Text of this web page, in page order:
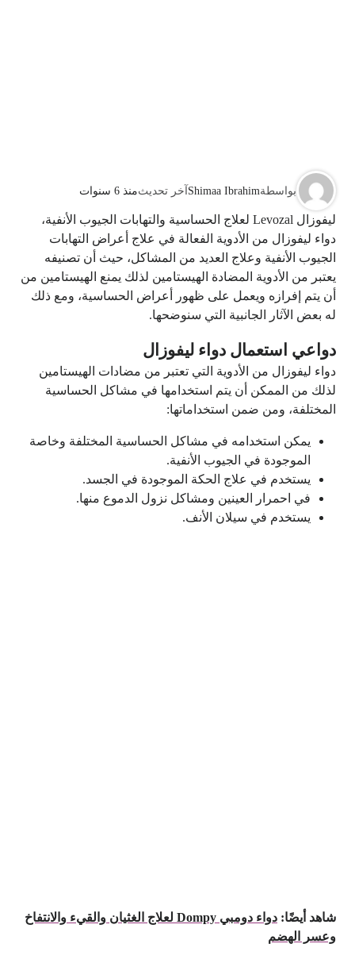
بواسطةShimaa Ibrahimآخر تحديثمنذ 6 سنوات
ليفوزال Levozal لعلاج الحساسية والتهابات الجيوب الأنفية،
دواء ليفوزال من الأدوية الفعالة في علاج أعراض التهابات
الجيوب الأنفية وعلاج العديد من المشاكل، حيث أن تصنيفه
يعتبر من الأدوية المضادة الهيستامين لذلك يمنع الهيستامين من
أن يتم إفرازه ويعمل على ظهور أعراض الحساسية، ومع ذلك
له بعض الآثار الجانبية التي سنوضحها.
دواعي استعمال دواء ليفوزال
دواء ليفوزال من الأدوية التي تعتبر من مضادات الهيستامين
لذلك من الممكن أن يتم استخدامها في مشاكل الحساسية
المختلفة، ومن ضمن استخداماتها:
يمكن استخدامه في مشاكل الحساسية المختلفة وخاصة
الموجودة في الجيوب الأنفية.
يستخدم في علاج الحكة الموجودة في الجسد.
في احمرار العينين ومشاكل نزول الدموع منها.
يستخدم في سيلان الأنف.
شاهد أيضًا:
دواء دومبي Dompy لعلاج الغثيان والقيء والانتفاخ
وعسر الهضم